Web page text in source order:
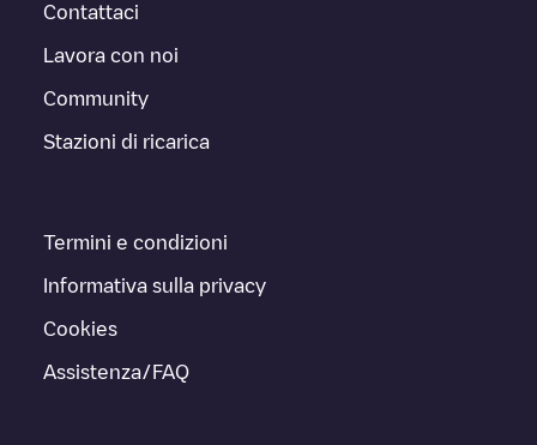
Contattaci
Lavora con noi
Community
Stazioni di ricarica
Termini e condizioni
Informativa sulla privacy
Cookies
Assistenza/FAQ